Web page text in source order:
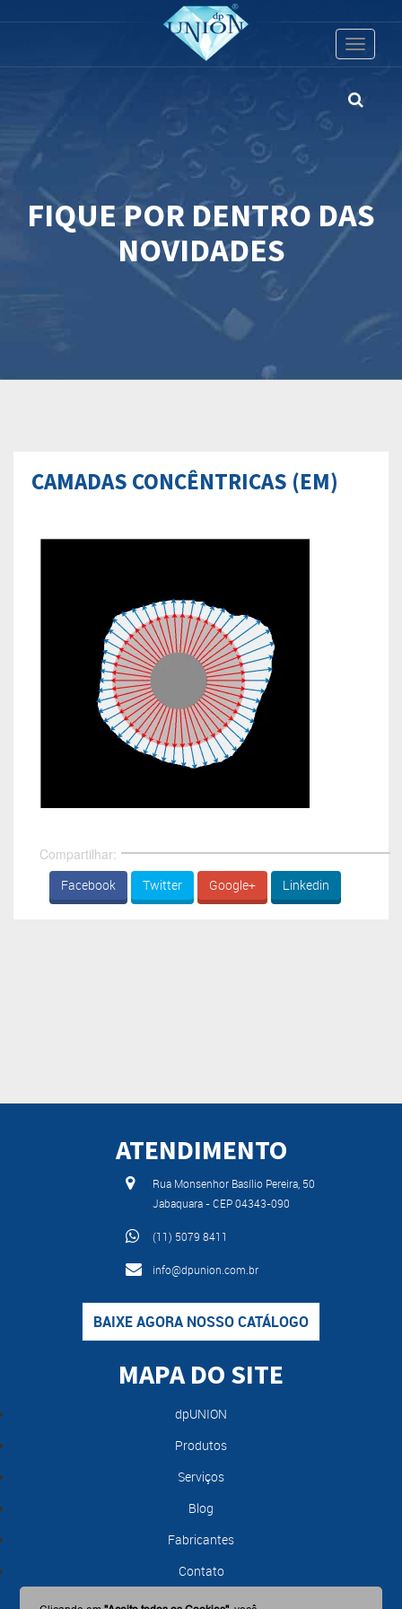
Toggle
FIQUE POR DENTRO DAS
NOVIDADES
CAMADAS CONCÊNTRICAS (EM)
Compartilhar:
Facebook Twitter Google+ Linkedin
ATENDIMENTO
Rua Monsenhor Basílio Pereira, 50
Jabaquara - CEP 04343-090
(11) 5079 8411
info@dpunion.com.br
BAIXE AGORA NOSSO CATÁLOGO
MAPA DO SITE
dpUNION
Produtos
Serviços
Blog
Fabricantes
Contato